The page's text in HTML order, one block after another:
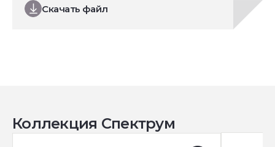
Скачать файл
Коллекция Спектрум